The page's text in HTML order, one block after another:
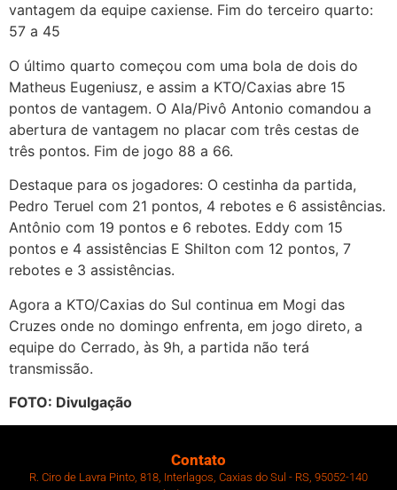
vantagem da equipe caxiense. Fim do terceiro quarto:
57 a 45
O último quarto começou com uma bola de dois do
Matheus Eugeniusz, e assim a KTO/Caxias abre 15
pontos de vantagem. O Ala/Pivô Antonio comandou a
abertura de vantagem no placar com três cestas de
três pontos. Fim de jogo 88 a 66.
Destaque para os jogadores: O cestinha da partida,
Pedro Teruel com 21 pontos, 4 rebotes e 6 assistências.
Antônio com 19 pontos e 6 rebotes. Eddy com 15
pontos e 4 assistências E Shilton com 12 pontos, 7
rebotes e 3 assistências.
Agora a KTO/Caxias do Sul continua em Mogi das
Cruzes onde no domingo enfrenta, em jogo direto, a
equipe do Cerrado, às 9h, a partida não terá
transmissão.
FOTO: Divulgação
Contato
R. Ciro de Lavra Pinto, 818, Interlagos, Caxias do Sul - RS, 95052-140